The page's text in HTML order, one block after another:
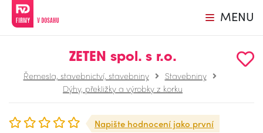
MENU
ZETEN spol. s r.o.
Řemesla, stavebnictví, stavebniny
Stavebniny
Dýhy, překližky a výrobky z korku
Napište hodnocení jako první